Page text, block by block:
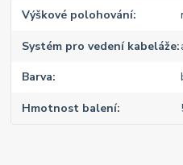
Výškové polohování
Systém pro vedení kabeláže
Barva
Hmotnost balení